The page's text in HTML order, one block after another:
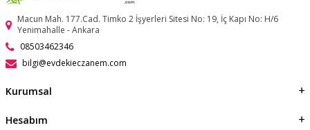
Macun Mah. 177.Cad. Timko 2 İşyerleri Sitesi No: 19, İç Kapı No: H/6
Yenimahalle - Ankara
08503462346
bilgi@evdekieczanem.com
Kurumsal
Hesabım